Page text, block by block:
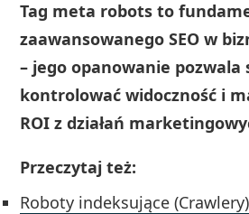
Tag meta robots to
zaawansowanego SEO w
– jego opanowanie
kontrolować widoczność i
ROI z działań
Przeczytaj też:
Roboty indeksujące